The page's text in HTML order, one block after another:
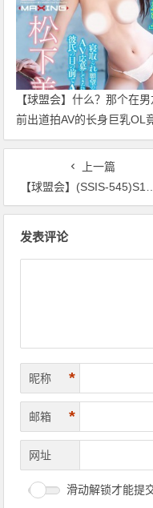
【球盟会】什么？那个在
前出道拍AV的长身巨乳OL
被无码卖家捕获下马了！
上一篇
【球盟会】(SSIS-545)S1发片大砍单！miru帮吉村卓洗脸神救援！
发表评论
昵称 *
邮箱 *
网址
滑动解锁才能提